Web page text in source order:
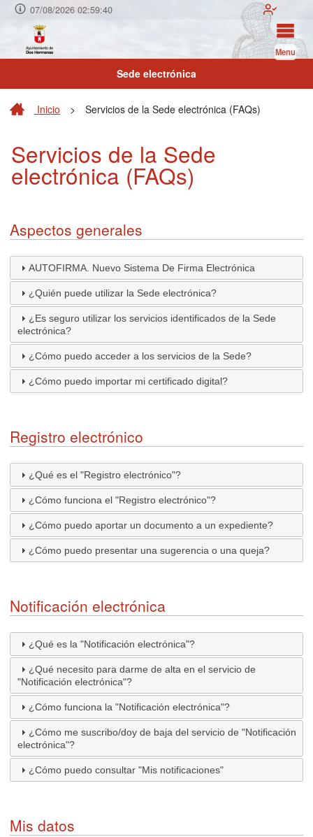
07/08/2026 02:59:40
Menu
Sede electrónica
Inicio > Servicios de la Sede electrónica (FAQs)
Servicios de la Sede
electrónica (FAQs)
Aspectos generales
AUTOFIRMA. Nuevo Sistema De Firma Electrónica
¿Quién puede utilizar la Sede electrónica?
¿Es seguro utilizar los servicios identificados de la Sede
electrónica?
¿Cómo puedo acceder a los servicios de la Sede?
¿Cómo puedo importar mi certificado digital?
Registro electrónico
¿Qué es el "Registro electrónico"?
¿Cómo funciona el "Registro electrónico"?
¿Cómo puedo aportar un documento a un expediente?
¿Cómo puedo presentar una sugerencia o una queja?
Notificación electrónica
¿Qué es la "Notificación electrónica"?
¿Qué necesito para darme de alta en el servicio de
"Notificación electrónica"?
¿Cómo funciona la "Notificación electrónica"?
¿Cómo me suscribo/doy de baja del servicio de "Notificación
electrónica"?
¿Cómo puedo consultar "Mis notificaciones"
Mis datos